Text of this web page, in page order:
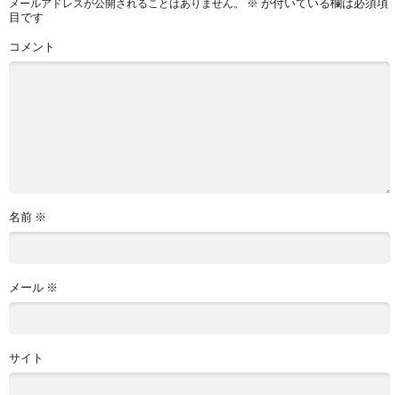
メールアドレスが公開されることはありません。
目です
コメント
名前 ※
メール ※
サイト